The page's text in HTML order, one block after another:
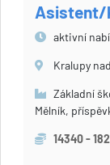
Asistent/
aktivní
Kralupy
Základní
Mělník,
14340 -